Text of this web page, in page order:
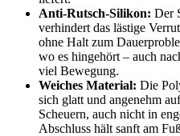
Anti-Rutsch-Silikon: Der
verhindert das lästige
ohne Halt zum
wo es hingehört – auch
viel Bewegung.
Weiches Material: Die
sich glatt und angenehm
Scheuern, auch nicht in
Abschluss hält sanft am